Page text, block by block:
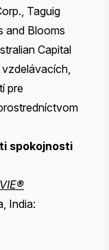
Taguig
and Blooms
Capital
pre
spokojnosti
India: